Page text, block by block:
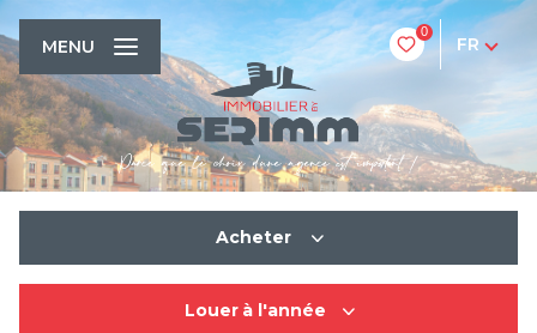
0
FR
MENU
Acheter
Louer à l'année